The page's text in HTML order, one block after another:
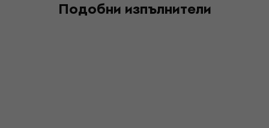
Подобни изпълнители